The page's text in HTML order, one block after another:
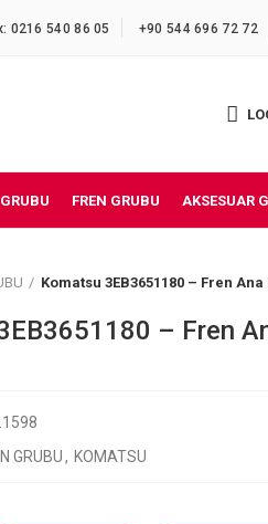
0216 540 86 05 +90 544 696 72 72
FREN GRUBU AKSESUAR
Komatsu 3EB3651180 – Fren
– Fren
GRUBU, KOMATSU